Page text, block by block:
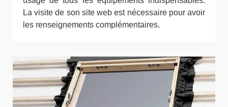
La visite de son site web est nécessaire pour avoir
les renseignements complémentaires.